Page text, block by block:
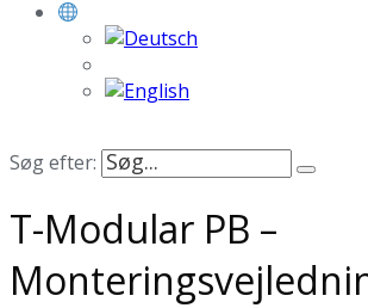
Søg efter:
T-Modular PB –